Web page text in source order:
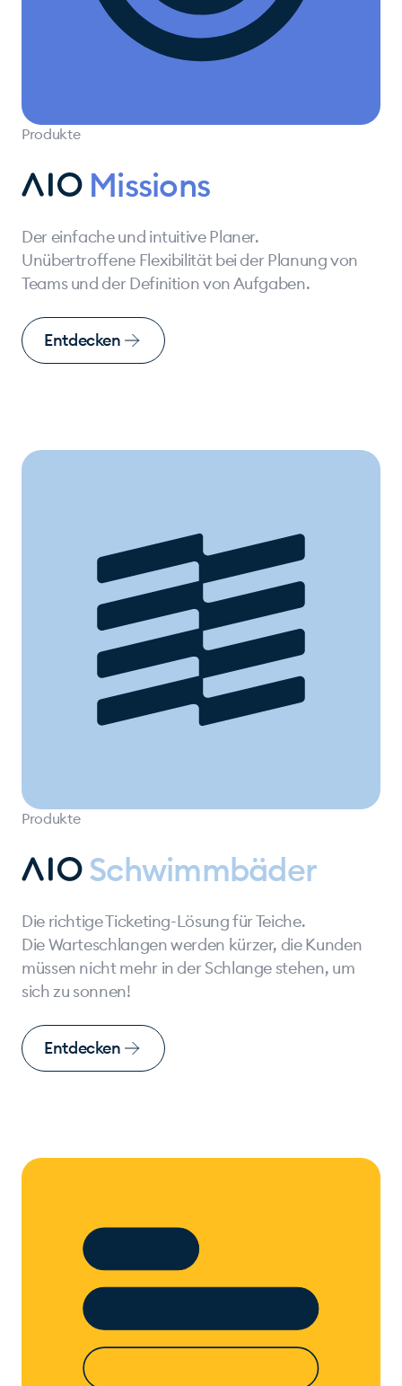
Produkte
Missions
Der einfache und intuitive Planer.
Unübertroffene Flexibilität bei der Planung von
Teams und der Definition von Aufgaben.
Entdecken
Produkte
Schwimmbäder
Die richtige Ticketing-Lösung für Teiche.
Die Warteschlangen werden kürzer, die Kunden
müssen nicht mehr in der Schlange stehen, um
sich zu sonnen!
Entdecken